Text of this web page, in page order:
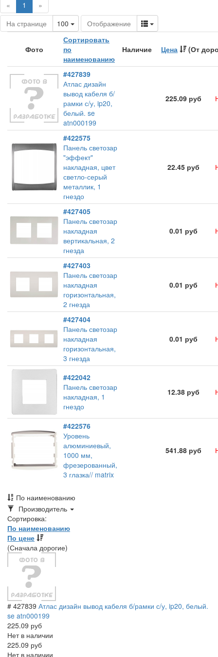
«
1 (current)
»
На странице
100 Toggle Dropdown
Отображение Toggle Dropdown
Фото
Сортировать
по
наименованию
Наличие Цена (От
#427839
Атлас дизайн
вывод кабеля б/
рамки с/у, ip20,
белый. se
atn000199
225.09 руб
#422575
Панель светозар
"эффект"
накладная, цвет
светло-серый
металлик, 1
гнездо
22.45 руб
#427405
Панель светозар
накладная
вертикальная, 2
гнезда
0.01 руб
#427403
Панель светозар
накладная
горизонтальная,
2 гнезда
0.01 руб
#427404
Панель светозар
накладная
горизонтальная,
3 гнезда
0.01 руб
#422042
Панель светозар
накладная, 1
гнездо
12.38 руб
#422576
Уровень
алюминиевый,
1000 мм,
фрезерованный,
3 глазка// matrix
541.88 руб
По наименованию
Производитель
Toggle
Сортировка:
По наименованию
По цене
(Сначала дорогие)
# 427839 Атлас дизайн вывод кабеля б/рамки с/у, ip20, белый.
se atn000199
225.09 руб
Нет в наличии
225.09 руб
Нет в наличии